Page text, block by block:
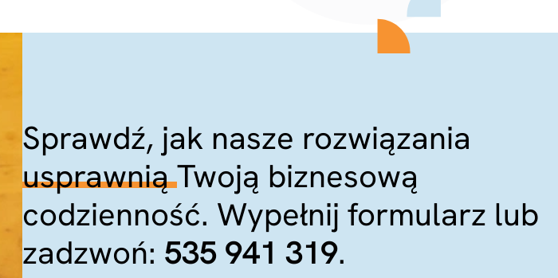
Sprawdź, jak nasze rozwiązania
usprawniąTwoją biznesową
codzienność. Wypełnij formularz lub
zadzwoń: 535 941 319.